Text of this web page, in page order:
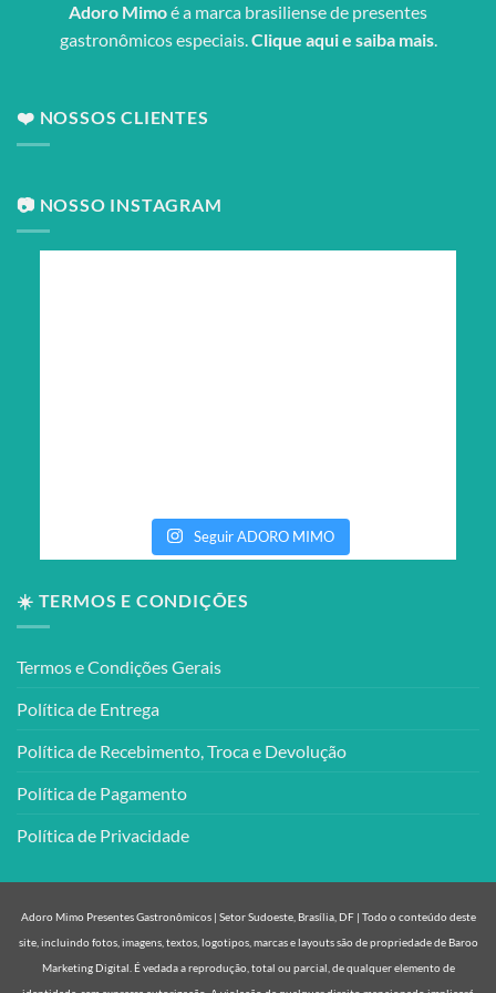
Adoro Mimoé a marca brasiliense de presentes
gastronômicos especiais.Clique aqui e saiba mais.
❤️ NOSSOS CLIENTES
📷 NOSSO INSTAGRAM
Seguir ADORO MIMO
☀️ TERMOS E CONDIÇÕES
Termos e Condições Gerais
Política de Entrega
Política de Recebimento, Troca e Devolução
Política de Pagamento
Política de Privacidade
Adoro Mimo Presentes Gastronômicos | Setor Sudoeste, Brasília, DF | Todo o conteúdo deste
site, incluindo fotos, imagens, textos, logotipos, marcas e layouts são de propriedade de Baroo
Marketing Digital. É vedada a reprodução, total ou parcial, de qualquer elemento de